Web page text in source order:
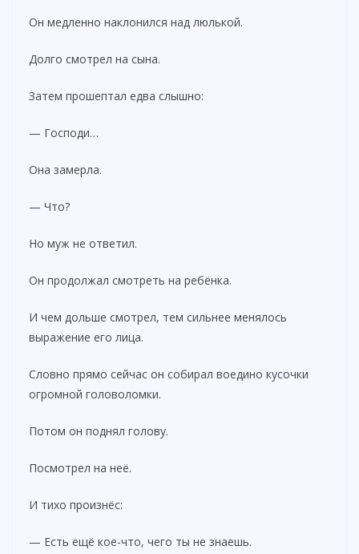
Он медленно наклонился над люлькой.
Долго смотрел на сына.
Затем прошептал едва слышно:
— Господи…
Она замерла.
— Что?
Но муж не ответил.
Он продолжал смотреть на ребёнка.
И чем дольше смотрел, тем сильнее менялось
выражение его лица.
Словно прямо сейчас он собирал воедино кусочки
огромной головоломки.
Потом он поднял голову.
Посмотрел на неё.
И тихо произнёс:
— Есть ещё кое-что, чего ты не знаешь.